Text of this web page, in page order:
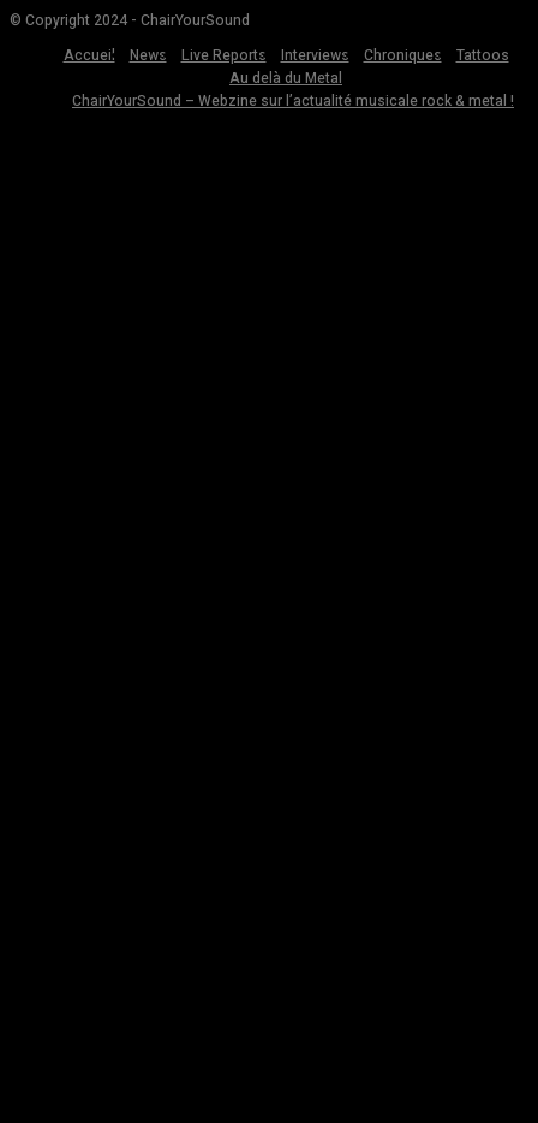
© Copyright 2024 - ChairYourSound
Accueil
News Live Reports Interviews Chroniques
Tattoos
Au delà du Metal
ChairYourSound – Webzine sur l’actualité musicale rock & metal !